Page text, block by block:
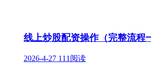
线上炒股配资操作（完整流程
2026-4-27 111阅读